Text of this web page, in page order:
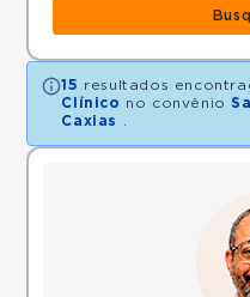
15 resultados
Clínico no convênio
Caxias